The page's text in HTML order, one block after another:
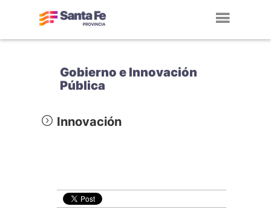
Gobierno e Innovación
Pública
Innovación